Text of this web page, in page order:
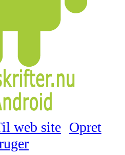
web site Opret